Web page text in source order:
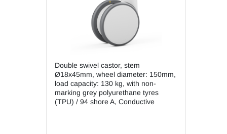
Double swivel castor, stem
Ø18x45mm, wheel diameter: 150mm,
load capacity: 130 kg, with non-
marking grey polyurethane tyres
(TPU) / 94 shore A, Conductive